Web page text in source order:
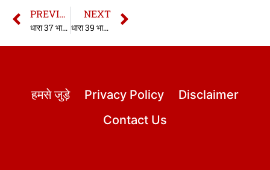
PREVIOUS
धारा 37 भारतीय साक्ष्य अधिनियम | धारा 37 साक्ष्य अधिनियम | Section 37 Indian Evidence Act in hindi
NEXT
धारा 39 भारतीय साक्ष्य अधिनियम | धारा 39 साक्ष्य अधिनियम | Section 39 Indian Evidence Act in hindi
हमसे जुड़े Privacy Policy
Disclaimer
Contact Us